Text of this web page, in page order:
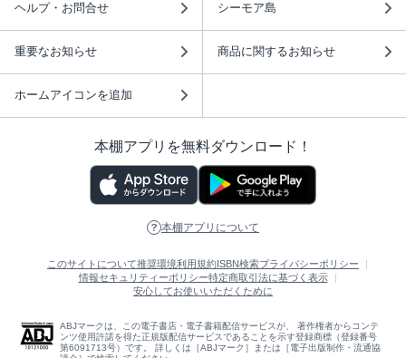
ヘルプ・お問合せ シーモア島
重要なお知らせ 商品に関するお知らせ
ホームアイコンを追加
本棚アプリを無料ダウンロード！
本棚アプリについて
このサイトについて推奨環境利用規約 ISBN検索プライバシーポリシー
情報セキュリティーポリシー特定商取引法に基づく表示
安心してお使いいただくために
ABJマークは、この電子書店・電子書籍配信サービスが、 著作権者からコンテ
ンツ使用許諾を得た正規版配信サービスであることを示す登録商標（登録番号
第6091713号）です。 詳しくは［ABJマーク］または［電子出版制作・流通協